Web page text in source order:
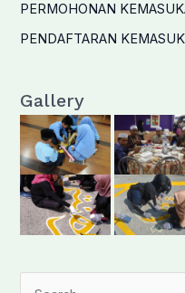
PERMOHONAN
PENDAFTARAN
Gallery